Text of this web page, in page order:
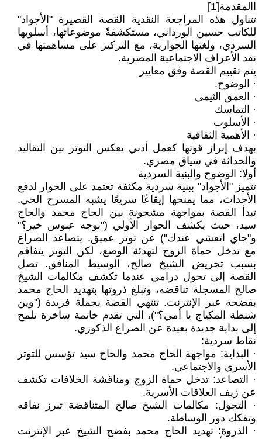
االمقدمة[1]
تتناول هذه المراجعة النقدية القصة القصيرة "الأجواد"
للكاتب حسين الورداني، مستكشفةً موضوعاتها، أسلوبها
السردي، ولغتها الحوارية، مع التركيز على مساهمتها في
نقد الأعراف الاجتماعية المصرية.
يتم تقييم القصة وفق معايير
· الوضوح.
· العمق الثيمي
· التماسك
· الأسلوب
· الأهمية الثقافية
بهدف إبراز قوتها كعمل أدبي يعكس التوتر بين التقاليد
والحداثة في سياق مصري.
أولا: الوضوح والبنية السردية
تتميز "الأجواد" ببنية سردية مكثفة تعتمد على الحوار لدفع
الأحداث، مما يمنحها إيقاعًا سريعًا يشبه المسرح الحي.
تبدأ القصة بمواجهة مشحونة بين الحاج محمد والحاج
سيد، حيث يكشف الحوار الأولي ("بوجه عبوس خير؟"
و"جاي اتعشي عندك") عن توتر عميق. يتصاعد الصراع
مع تدخل حماة الزوج لتهدئة الوضع، لكن التوتر يتفاقم
بسبب تحريض الشيخ صالح، الوسيط المنافق. تصل
القصة إلى تحول درامي عندما تكشف مكالمات الشيخ
صالح المسجلة تناقضه، وتبلغ ذروتها بتهديد الحاج محمد
بفضحه عبر الإنترنت. تنتهي القصة بجملة فريدة ("وين
شنطة المكياج يا أمي؟")، التي تقدم خاتمة ساخرة تلمح
إلى بداية جديدة بعيدة عن الصراع الذكوري.
نقاط سردية:
· البداية: مواجهة الحاج محمد والحاج سيد تؤسس للتوتر
الأسري والاجتماعي.
· التصاعد: تدخل حماة الزوج ومناقشة الخلافات تكشف
عن زيف العلاقات الأسرية.
· التحول: مكالمات الشيخ صالح المتناقضة تبرز نفاقه
وتفكك دور الوساطة.
· الذروة: تهديد الحاج محمد بفضح الشيخ عبر الإنترنت